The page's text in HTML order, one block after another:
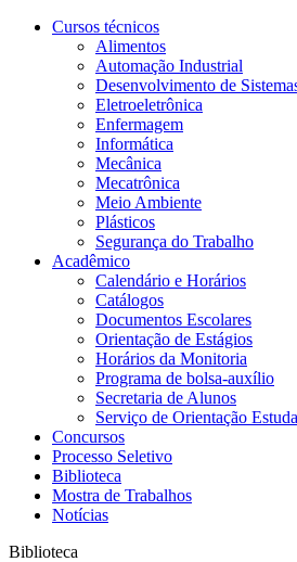
Cursos técnicos
Alimentos
Automação Industrial
Desenvolvimento de
Eletroeletrônica
Enfermagem
Informática
Mecânica
Mecatrônica
Meio Ambiente
Plásticos
Segurança do Trabalho
Acadêmico
Calendário e Horários
Catálogos
Documentos Escolares
Orientação de Estágios
Horários da Monitoria
Programa de bolsa-auxílio
Secretaria de Alunos
Serviço de Orientação
Concursos
Processo Seletivo
Biblioteca
Mostra de Trabalhos
Notícias
Biblioteca